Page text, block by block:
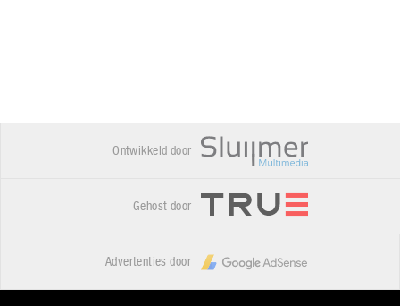
Ontwikkeld door
Gehost door
Advertenties door